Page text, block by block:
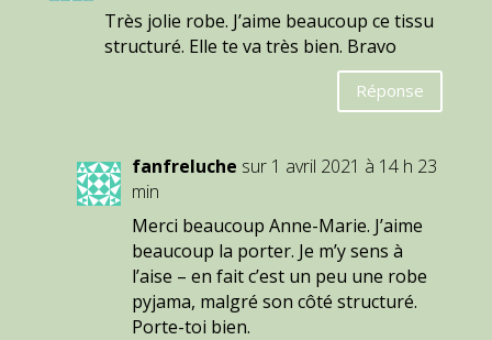
Très jolie robe. J’aime beaucoup ce tissu
structuré. Elle te va très bien. Bravo
Réponse
fanfreluche sur 1 avril 2021 à 14 h 23
min
Merci beaucoup Anne-Marie. J’aime
beaucoup la porter. Je m’y sens à
l’aise – en fait c’est un peu une robe
pyjama, malgré son côté structuré.
Porte-toi bien.